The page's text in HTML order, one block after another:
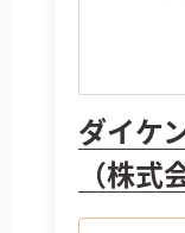
ダイケ
（株式